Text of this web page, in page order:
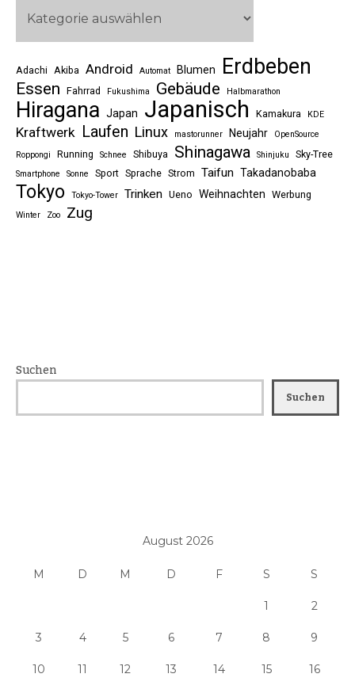
Adachi Akiba Android Automat Blumen Erdbeben
Essen Fahrrad Fukushima Gebäude Halbmarathon
Hiragana Japan Japanisch Kamakura KDE
Kraftwerk Laufen Linux mastorunner Neujahr
OpenSource
Roppongi
Running Schnee Shibuya Shinagawa Shinjuku Sky-Tree
Smartphone Sonne Sport Sprache Strom Taifun Takadanobaba
Tokyo Tokyo-Tower Trinken Ueno Weihnachten Werbung
Winter Zoo Zug
Suchen
Suchen
August 2026
M D M D F S S
1 2
3 4 5 6 7 8 9
10 11 12 13 14 15 16